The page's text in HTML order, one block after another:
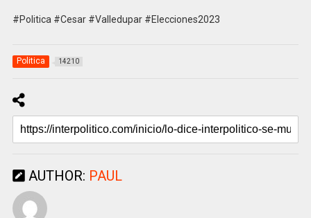
#Politica #Cesar #Valledupar #Elecciones2023
Politica 14210
AUTHOR: PAUL